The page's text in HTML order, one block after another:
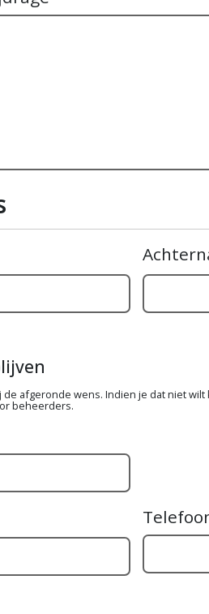
de afgeronde wens. Indien je dat niet
beheerders.